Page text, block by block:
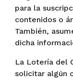
para la
contenidos o
También,
dicha
La Lotería del
solicitar algún